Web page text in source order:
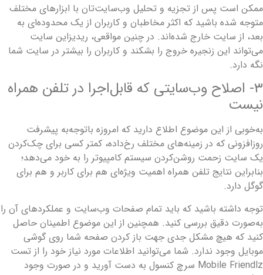
ممکن است پس از تجزیه و تحلیل وب‌سایت‌تان با ابزارهای مختلف
متوجه شده باشید که اکثر مخاطبان و کاربران از یک محدوده‌ای به
بعد، از سایت خارج شده‌اند. در چنین مواقعی، ریدیزاین سایت
می‌تواند این زنجیره خروج را بشکند و کاربران را بیشتر در سایت شما
نگه دارد.
۳- اصلاح وب‌سایتی که قابل‌اجرا در تلفن همراه
نیست
به‌خوبی از این موضوع اطلاع دارید که امروزه باتوجه‌به پیشرفت
روزافزونی که در زمینه‌های مختلف رخ‌داده، کمتر کسی برای چک‌کردن
یک سایت زحمت روشن‌کردن سیستم کامپیوتر را به خود می‌دهد؛
بنابراین نتایج تلفن همراه اهمیت ویژه‌ای هم برای کاربر و هم برای
گوگل دارد.
توجه داشته باشید که باید تمام صفحات وب‌سایت و عملکردهای آن را
به‌صورت دقیق بررسی کنید. همچنین از این موضوع اطمینان حاصل
کنید که هیچ مشکل جدی جهت باز کردن صفحه شما روی گوشی
موبایل وجود ندارد. شما می‌توانید اطلاعات مورد نیاز خود را از تست
Mobile Friendlz سرچ کنسول به دست آورید و در صورت وجود